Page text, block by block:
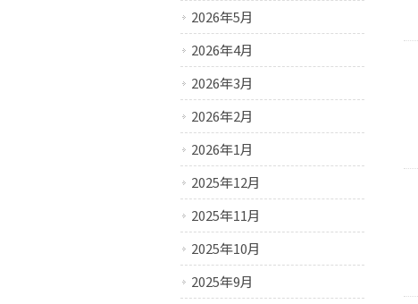
2026年5月
2026年4月
2026年3月
2026年2月
2026年1月
2025年12月
2025年11月
2025年10月
2025年9月